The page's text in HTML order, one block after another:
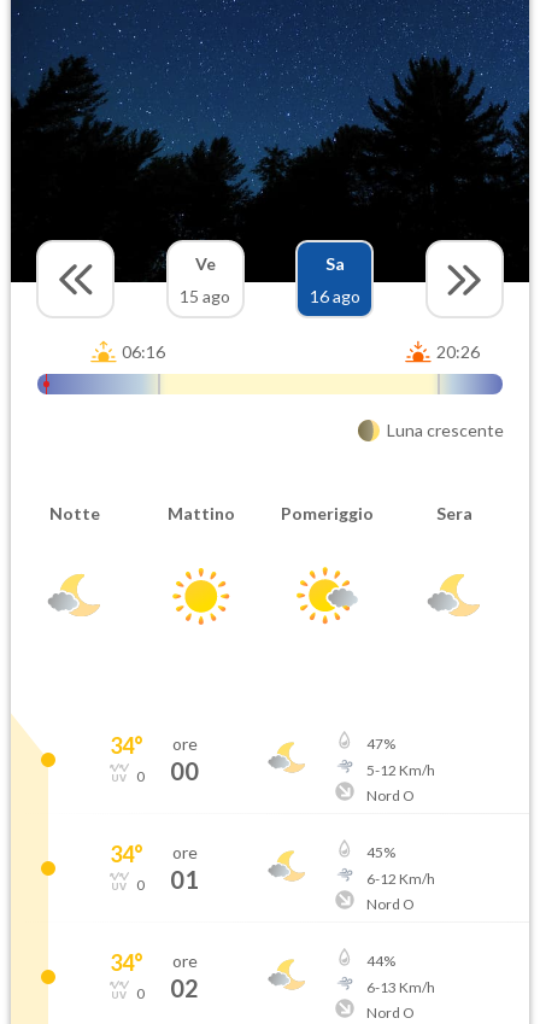
Ve
15 ago
Sa
16 ago
06:16 20:26
Luna crescente
Notte Mattino Pomeriggio Sera
34°
0
ore
00
47%
5-12 Km/h
Nord O
34°
0
ore
01
45%
6-12 Km/h
Nord O
34°
0
ore
02
44%
6-13 Km/h
Nord O